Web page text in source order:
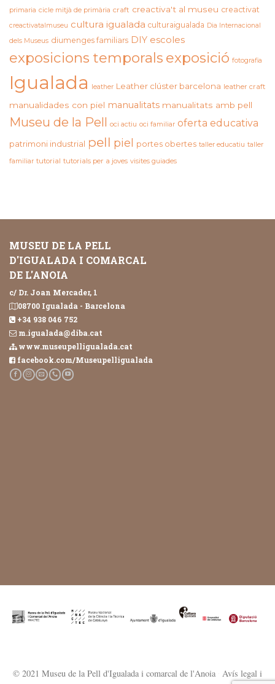
primaria cicle mitjà de primària craft creactiva't al museu creactivat
creactivatalmuseu cultura igualada culturaigualada Dia Internacional
dels Museus diumenges familiars DIY escoles
exposicions temporals exposició fotografia
Igualada leather Leather clúster barcelona leather craft
manualidades con piel manualitats manualitats amb pell
Museu de la Pell oci actiu oci familiar oferta educativa
patrimoni industrial pell piel portes obertes taller educatiu taller
familiar tutorial tutorials per a joves visites guiades
MUSEU DE LA PELL
D'IGUALADA I COMARCAL
DE L'ANOIA
c/ Dr. Joan Mercader, 1
08700 Igualada - Barcelona
+34 938 046 752
m.igualada@diba.cat
www.museupelligualada.cat
facebook.com/Museupelligualada
© 2021 Museu de la Pell d'Igualada i comarcal de l'Anoia
Avís legal i